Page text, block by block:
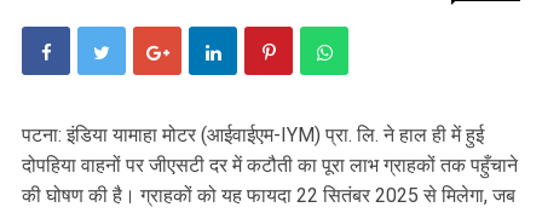
पटना: इंडिया यामाहा मोटर (आईवाईएम-IYM) प्रा. लि. ने हाल ही में हुई
दोपहिया वाहनों पर जीएसटी दर में कटौती का पूरा लाभ ग्राहकों तक पहुँचाने
की घोषण की है। ग्राहकों को यह फायदा 22 सितंबर 2025 से मिलेगा, जब